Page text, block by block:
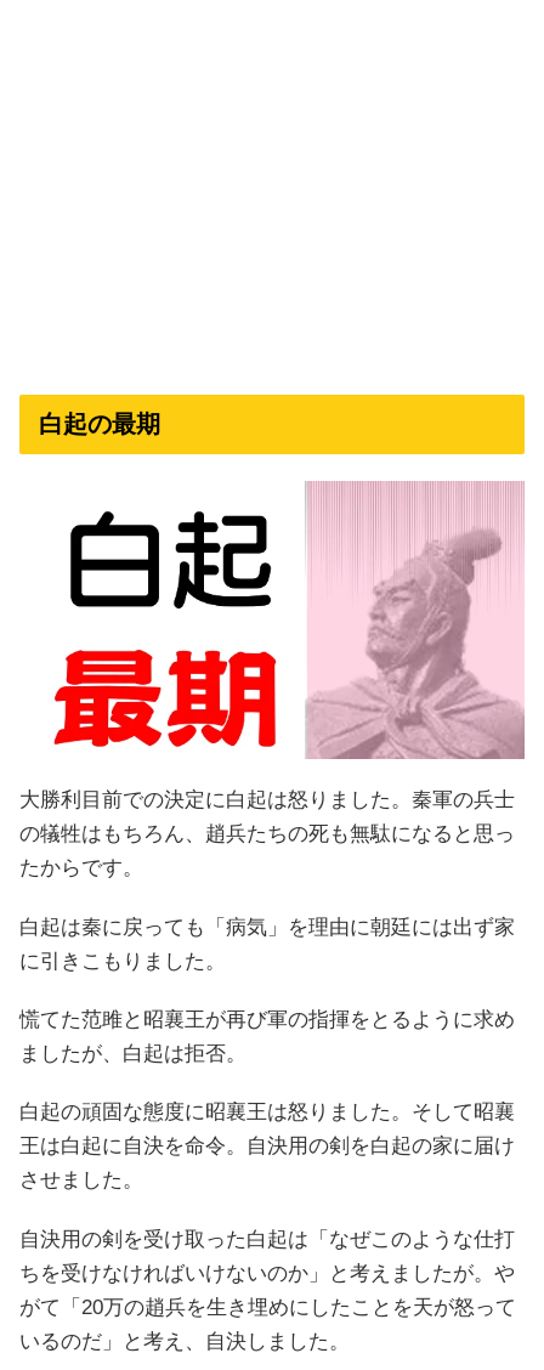
白起の最期
大勝利目前での決定に白起は怒りました。秦軍の兵士
の犠牲はもちろん、趙兵たちの死も無駄になると思っ
たからです。
白起は秦に戻っても「病気」を理由に朝廷には出ず家
に引きこもりました。
慌てた范雎と昭襄王が再び軍の指揮をとるように求め
ましたが、白起は拒否。
白起の頑固な態度に昭襄王は怒りました。そして昭襄
王は白起に自決を命令。自決用の剣を白起の家に届け
させました。
自決用の剣を受け取った白起は「なぜこのような仕打
ちを受けなければいけないのか」と考えましたが。や
がて「20万の趙兵を生き埋めにしたことを天が怒って
いるのだ」と考え、自決しました。